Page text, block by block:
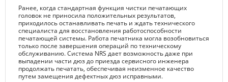
Ранее, когда стандартная функция чистки печатающих
головок не приносила положительных результатов,
приходилось останавливать печать и ждать технического
специалиста для восстановления работоспособности
печатающей системы. Работа печатника могла возобновиться
только после завершения операций по техническому
обслуживанию. Система NRS дает возможность даже при
выпадении части дюз до приезда сервисного инженера
продолжать печатать, обеспечивая неизменное качество
путем замещения дефектных дюз исправными.